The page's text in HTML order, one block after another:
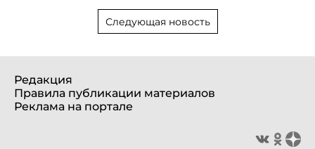
Следующая новость
Редакция
Правила публикации материалов
Реклама на портале